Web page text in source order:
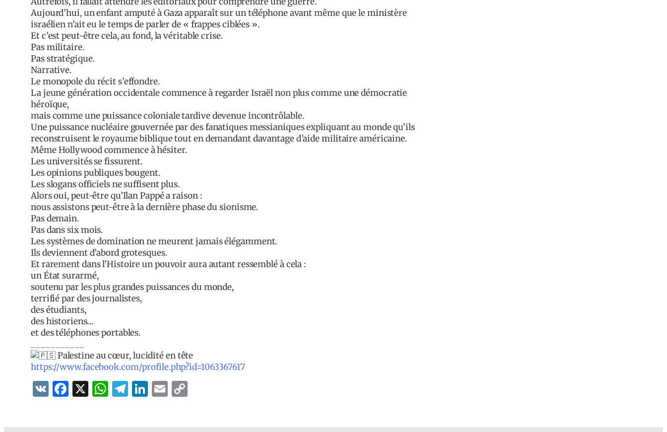
Aujourd’hui, un enfant amputé à Gaza apparaît sur un téléphone avant même que le ministère
israélien n’ait eu le temps de parler de « frappes ciblées ».
Et c’est peut-être cela, au fond, la véritable crise.
Pas militaire.
Pas stratégique.
Narrative.
Le monopole du récit s’effondre.
La jeune génération occidentale commence à regarder Israël non plus comme une démocratie
héroïque,
mais comme une puissance coloniale tardive devenue incontrôlable.
Une puissance nucléaire gouvernée par des fanatiques messianiques expliquant au monde qu’ils
reconstruisent le royaume biblique tout en demandant davantage d’aide militaire américaine.
Même Hollywood commence à hésiter.
Les universités se fissurent.
Les opinions publiques bougent.
Les slogans officiels ne suffisent plus.
Alors oui, peut-être qu’Ilan Pappé a raison :
nous assistons peut-être à la dernière phase du sionisme.
Pas demain.
Pas dans six mois.
Les systèmes de domination ne meurent jamais élégamment.
Ils deviennent d’abord grotesques.
Et rarement dans l’Histoire un pouvoir aura autant ressemblé à cela :
un État surarmé,
soutenu par les plus grandes puissances du monde,
terrifié par des journalistes,
des étudiants,
des historiens…
et des téléphones portables.
Palestine au cœur, lucidité en tête
https://www.facebook.com/profile.php?id=1063367617
VK Facebook
X WhatsApp
Telegram
LinkedIn
Email